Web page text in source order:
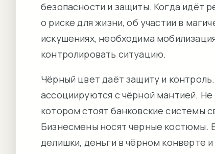
безопасности и защиты. Когда идёт
о риске для жизни, об участии в
искушениях, необходима
контролировать ситуацию.
Чёрный цвет даёт защиту и
ассоциируются с чёрной мантией.
котором стоят банковские системы
Бизнесмены носят черные костюмы.
делишки, деньги в чёрном конверте